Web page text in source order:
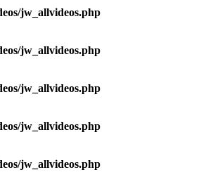
jw_allvideos.php
jw_allvideos.php
jw_allvideos.php
jw_allvideos.php
jw_allvideos.php